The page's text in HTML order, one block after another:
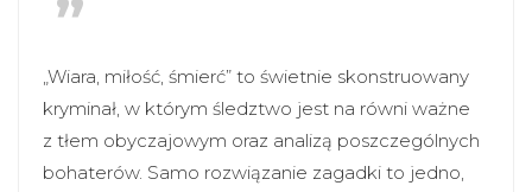
„Wiara, miłość, śmierć” to świetnie skonstruowany
kryminał, w którym śledztwo jest na równi ważne
z tłem obyczajowym oraz analizą poszczególnych
bohaterów. Samo rozwiązanie zagadki to jedno,